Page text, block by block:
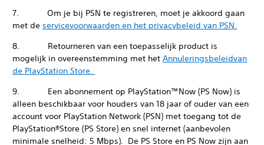
7. Om je bij PSN te registreren, moet je akkoord gaan
met de servicevoorwaarden en het privacybeleid van PSN.
8. Retourneren van een toepasselijk product is
mogelijk in overeenstemming met het Annuleringsbeleidvan
de PlayStation Store.
9. Een abonnement op PlayStation™Now (PS Now) is
alleen beschikbaar voor houders van 18 jaar of ouder van een
account voor PlayStation Network (PSN) met toegang tot de
PlayStation®Store (PS Store) en snel internet (aanbevolen
minimale snelheid: 5 Mbps). De PS Store en PS Now zijn aan